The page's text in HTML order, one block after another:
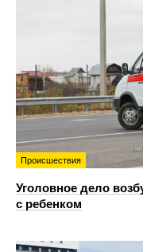
Происшествия
Уголовное дело
с ребенком